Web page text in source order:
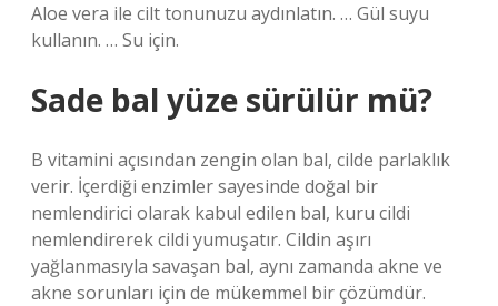
Aloe vera ile cilt tonunuzu aydınlatın. … Gül suyu
kullanın. … Su için.
Sade bal yüze sürülür mü?
B vitamini açısından zengin olan bal, cilde parlaklık
verir. İçerdiği enzimler sayesinde doğal bir
nemlendirici olarak kabul edilen bal, kuru cildi
nemlendirerek cildi yumuşatır. Cildin aşırı
yağlanmasıyla savaşan bal, aynı zamanda akne ve
akne sorunları için de mükemmel bir çözümdür.